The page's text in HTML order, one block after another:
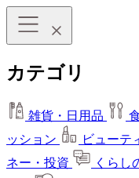
カテゴリ
雑貨・日用品
ッション
ビューテ
ネー・投資
くらし